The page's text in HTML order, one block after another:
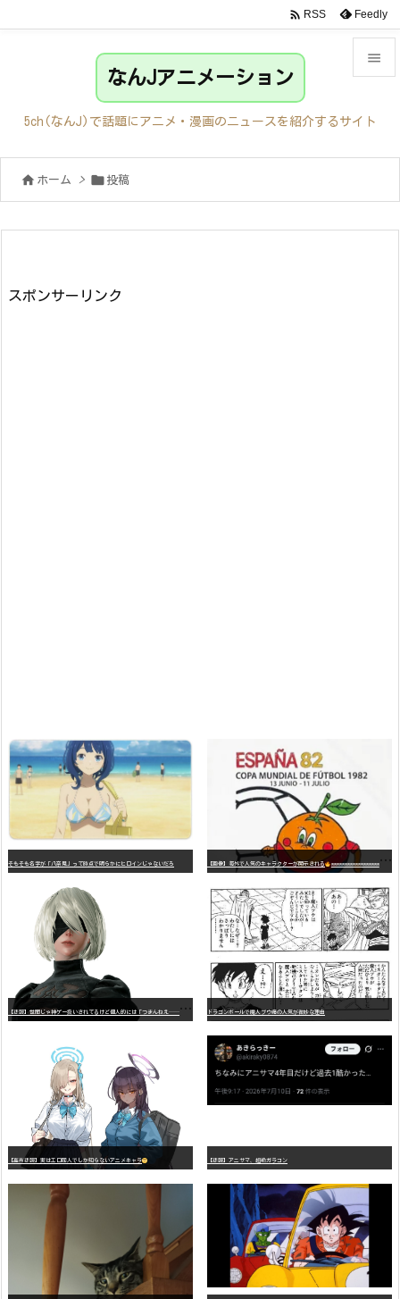

サイド
前へ

 RSS Feedly
なんJアニメーション
5ch(なんJ)で話題にアニメ・漫画のニュースを紹介するサイト
 ホーム >  投稿
スポンサーリンク
そもそも名字が「八奈見」って時点で明らかにヒロインじゃないだろ 【画像】海外で人気のキャラクターが開示される wwwwwwwwwwwwwwwwwwwwwwwwwwwwwwwwwwwwwwwwwwwwwwwww
【
悲報】世間じゃ神ゲー扱いされてるけど個人的には「つまんねえ……」と思ったゲーム挙げてけ ドラゴンボールで魔人ブウ編の人気が微妙な理由
【高市悲報】実はエロ同人でしか知らないアニメキャラ 【悲報】アニサマ、超絶ガラコン